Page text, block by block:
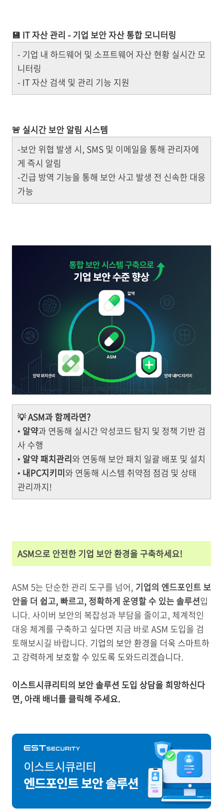
💾 IT 자산 관리 - 기업 보안 자산 통합 모니터링
- 기업 내 하드웨어 및 소프트웨어 자산 현황 실시간 모
니터링
- IT 자산 검색 및 관리 기능 지원
🚨 실시간 보안 알림 시스템
-보안 위협 발생 시, SMS 및 이메일을 통해 관리자에
게 즉시 알림
-긴급 방역 기능을 통해 보안 사고 발생 전 신속한 대응
가능
💡 ASM과 함께라면?
• 알약과 연동해 실시간 악성코드 탐지 및 정책 기반 검
사 수행
• 알약 패치관리와 연동해 보안 패치 일괄 배포 및 설치
• 내PC지키미와 연동해 시스템 취약점 점검 및 상태
관리까지!
ASM으로 안전한 기업 보안 환경을 구축하세요!
ASM 5는 단순한 관리 도구를 넘어, 기업의 엔드포인트 보
안을 더 쉽고, 빠르고, 정확하게 운영할 수 있는 솔루션입
니다. 사이버 보안의 복잡성과 부담을 줄이고, 체계적인
대응 체계를 구축하고 싶다면 지금 바로 ASM 도입을 검
토해보시길 바랍니다. 기업의 보안 환경을 더욱 스마트하
고 강력하게 보호할 수 있도록 도와드리겠습니다.
이스트시큐리티의 보안 솔루션 도입 상담을 희망하신다
면, 아래 배너를 클릭해 주세요.